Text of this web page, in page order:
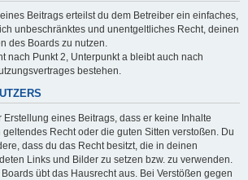
Beitrags erteilst du dem Betreiber ein einfaches,
unbeschränktes und unentgeltliches Recht, deinen
des Boards zu nutzen.
nach Punkt 2, Unterpunkt a bleibt auch nach
bestehen.
Erstellung eines Beitrags, dass er keine Inhalte
Recht oder die guten Sitten verstoßen. Du
dass du das Recht besitzt, die in deinen
Links und Bilder zu setzen bzw. zu verwenden.
übt das Hausrecht aus. Bei Verstößen gegen